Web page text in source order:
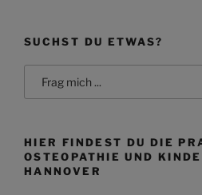
SUCHST DU ETWAS?
Search
for:
HIER FINDEST DU DIE
OSTEOPATHIE UND
HANNOVER